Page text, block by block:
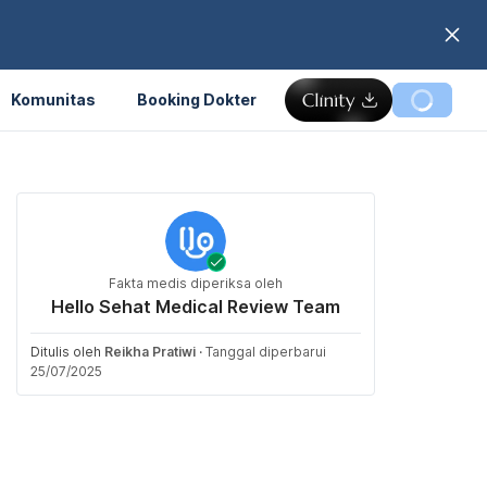
Komunitas Booking Dokter
Fakta medis diperiksa oleh
Hello Sehat Medical Review Team
Ditulis oleh Reikha Pratiwi · Tanggal diperbarui
25/07/2025